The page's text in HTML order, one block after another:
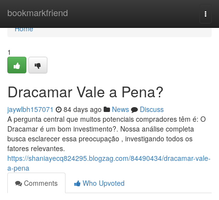
bookmarkfriend
Home
Home
1
Dracamar Vale a Pena?
jaywlbh157071 84 days ago News
Discuss
A pergunta central que muitos potenciais compradores têm é: O
Dracamar é um bom investimento?. Nossa análise completa
busca esclarecer essa preocupação , investigando todos os
fatores relevantes.
https://shaniayecq824295.blogzag.com/84490434/dracamar-vale-
a-pena
Comments
Who Upvoted